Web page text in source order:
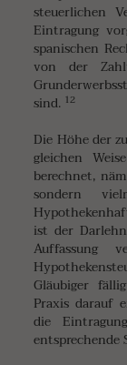
steuerlichen
Eintragung
spanischen
von der
sind. 12
Die Höhe der
gleichen
berechnet,
sondern
ist der
Auffassung
Gläubiger
Praxis darauf
die
entsprechende